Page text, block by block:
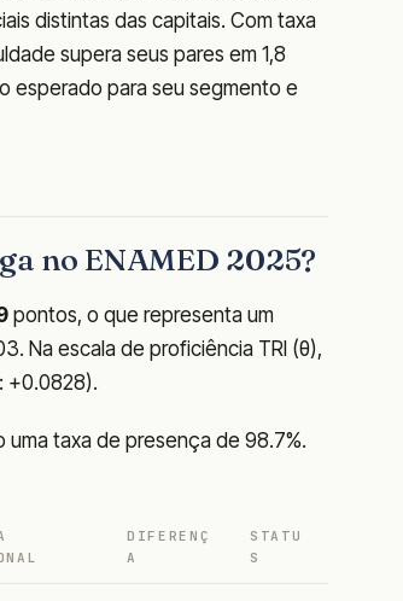
distintas das capitais. Com taxa
supera seus pares em 1,8
esperado para seu segmento e
no ENAMED 2025?
pontos, o que representa um
Na escala de proficiência TRI (θ),
+0.0828).
uma taxa de presença de 98.7%.
DIFERENÇ
A
STATU
S